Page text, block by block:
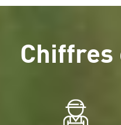
Chiffres